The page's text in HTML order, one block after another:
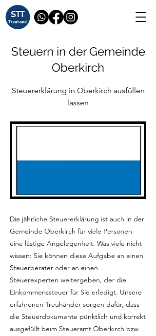
Steuern in der Gemeinde
Oberkirch
Steuererklärung in Oberkirch ausfüllen
lassen
Die jährliche Steuererklärung ist auch in der
Gemeinde Oberkirch für viele Personen
eine lästige Angelegenheit. Was viele nicht
wissen: Sie können diese Aufgabe an einen
Steuerberater oder an einen
Steuerexperten weitergeben, der die
Einkommenssteuer für Sie erledigt. Unsere
erfahrenen Treuhänder sorgen dafür, dass
die Steuerdokumente pünktlich und korrekt
ausgefüllt beim Steueramt Oberkirch bzw.